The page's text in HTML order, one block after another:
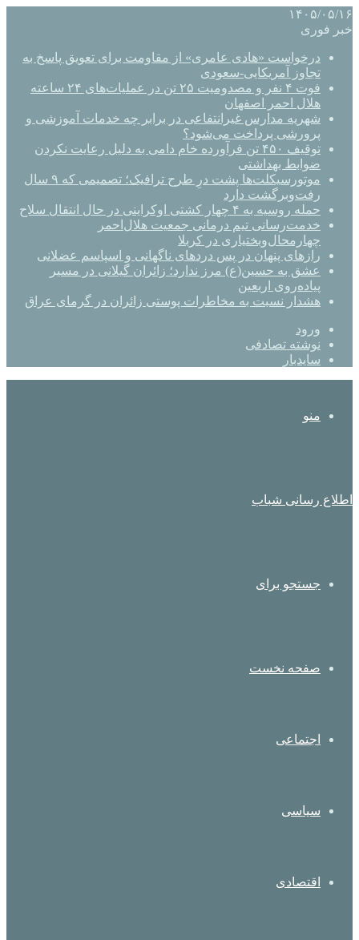
۱۴۰۵/۰۵/۱۶
خبر فوری
درخواست «هادی عامری» از مقاومت برای تعویق پاسخ به
تجاوز آمریکایی-سعودی
فوت ۴ نفر و مصدومیت ۲۵ تن در عملیات‌های ۲۴ ساعته
هلال احمر اصفهان
شهریه مدارس غیرانتفاعی در برابر چه خدمات آموزشی و
پرورشی پرداخت می‌شود؟
توقیف ۴۵۰ تن فرآورده خام دامی به دلیل رعایت نکردن
ضوابط بهداشتی
موتورسیکلت‌ها پشت درِ طرح ترافیک؛ تصمیمی که ۹ سال
رفت‌وبرگشت دارد
حمله روسیه به ۴ چهار کشتی اوکراینی در حال انتقال سلاح
خدمت‌رسانی تیم درمانی جمعیت هلال‌احمر
چهارمحال‌وبختیاری در کربلا
رازهای پنهان در پس دردهای ناگهانی و اسپاسم عضلانی
عشق به حسین(ع) مرز ندارد؛ زائران گیلانی در مسیر
پیاده‌روی اربعین
هشدار نسبت به مخاطرات پوستی زائران در گرمای عراق
ورود
نوشته تصادفی
سایدبار
منو
اطلاع رسانی شباب
جستجو برای
صفحه نخست
اجتماعی
سیاسی
اقتصادی